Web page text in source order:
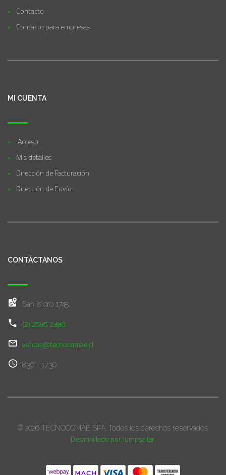
Contacto
Contacto para empresas
MI CUENTA
Acceso
Mis detalles
Dirección de Facturación
Dirección de Envío
CONTÁCTANOS
San Isidro 1745,
(2) 2585 2380
ventas@tecnocomae.cl
8:30 - 17:30
© 2026 TECNOCOMAE SPA. Todos los derechos reservados.
Desarrollado por Jumpseller